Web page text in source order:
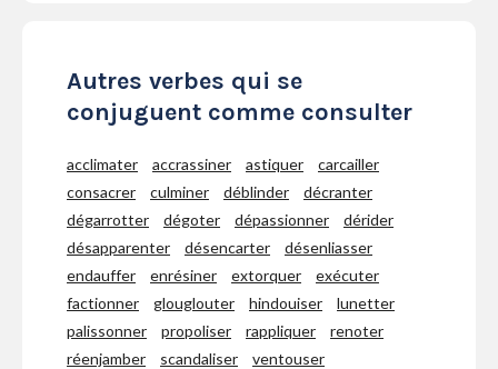
Autres verbes qui se
conjuguent comme consulter
acclimater accrassiner astiquer
carcailler
consacrer
culminer déblinder
décranter
dégarrotter
dégoter dépassionner
dérider
désapparenter
désencarter
désenliasser
endauffer
enrésiner extorquer
exécuter
factionner
glouglouter hindouiser
lunetter
palissonner
propoliser rappliquer
renoter
réenjamber
scandaliser ventouser